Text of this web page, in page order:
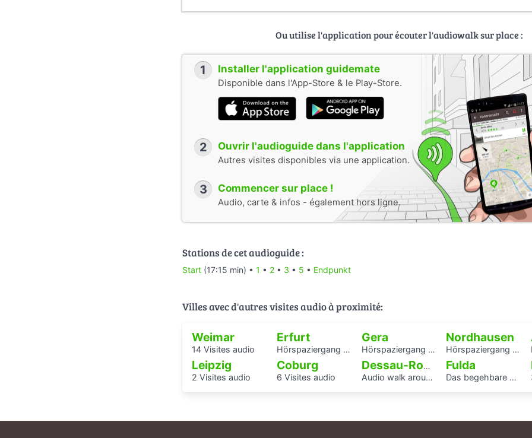
Ou utilise l'application pour écouter l'audiowalk sur place :
1 Installer l'application guidemate
Disponible dans l'App-Store & le Play-Store.
2 Ouvrir l'audioguide dans l'application
Autres visites disponibles via une application.
3 Commencer sur place !
Audio, carte & infos - également hors ligne.
Stations de cet audioguide :
Start (17:15 min) • 1 • 2 • 3 • 5 • Endpunkt
Villes avec d'autres visites audio à proximité:
Weimar
14 Visites audio
Erfurt
Hörspaziergang mit Rabbiner Alexander Nachama in Erfurt
Gera
Hörspaziergang Jüdisches Leben und jüdische Geschichte in Gera
Nordhausen
Hörspaziergang Jüdische Geschichte in Nordhausen
Leipzig
2 Visites audio
Coburg
6 Visites audio
Dessau-Roßlau
Audio walk around the Houses with Balcony Access of the Bauhaus settlement
Fulda
Das begehbare Herz als Audioguide - KAF